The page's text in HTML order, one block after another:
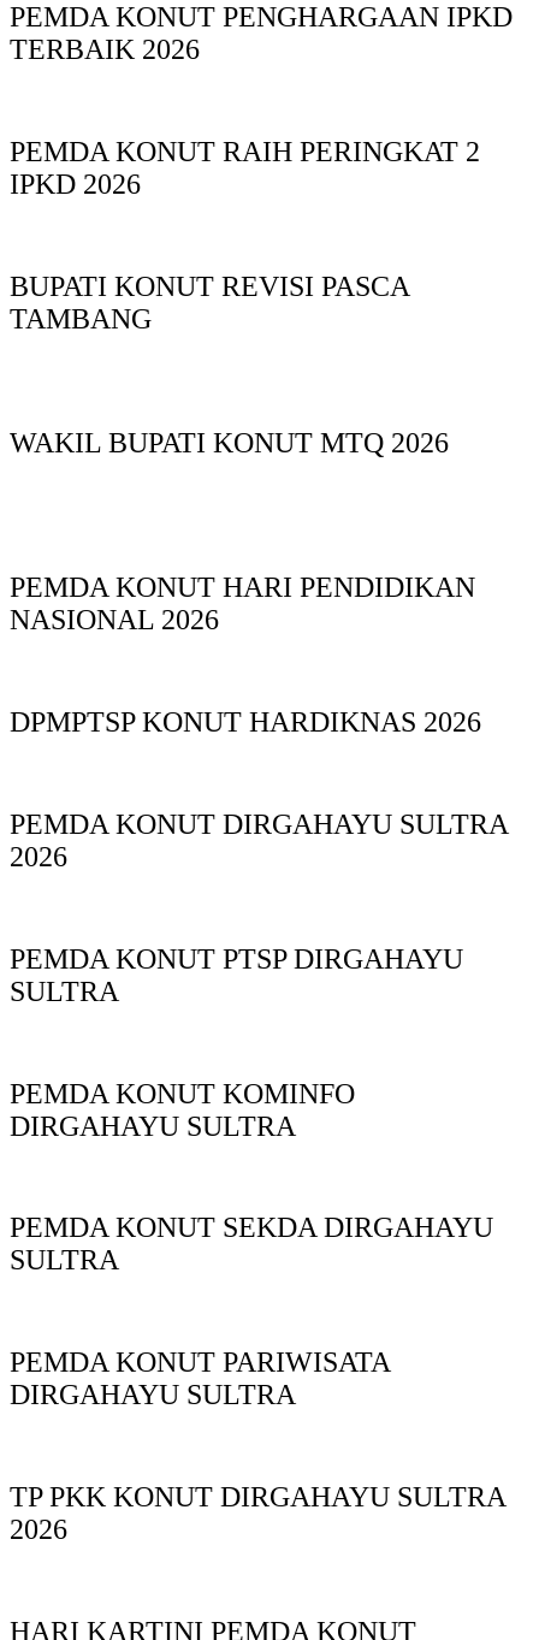
PEMDA KONUT PENGHARGAAN IPKD
TERBAIK 2026
PEMDA KONUT RAIH PERINGKAT 2
IPKD 2026
BUPATI KONUT REVISI PASCA
TAMBANG
WAKIL BUPATI KONUT MTQ 2026
PEMDA KONUT HARI PENDIDIKAN
NASIONAL 2026
DPMPTSP KONUT HARDIKNAS 2026
PEMDA KONUT DIRGAHAYU SULTRA
2026
PEMDA KONUT PTSP DIRGAHAYU
SULTRA
PEMDA KONUT KOMINFO
DIRGAHAYU SULTRA
PEMDA KONUT SEKDA DIRGAHAYU
SULTRA
PEMDA KONUT PARIWISATA
DIRGAHAYU SULTRA
TP PKK KONUT DIRGAHAYU SULTRA
2026
HARI KARTINI PEMDA KONUT